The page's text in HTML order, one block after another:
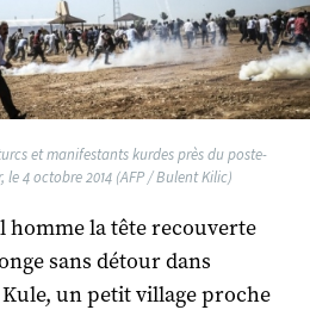
et manifestants kurdes près du poste-
4 octobre 2014 (AFP / Bulent Kilic)
homme la tête recouverte
sans détour dans
un petit village proche